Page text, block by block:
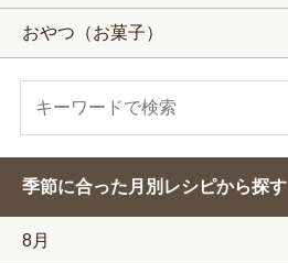
おやつ（お菓子）
季節に合った月別レシピから探す
8月